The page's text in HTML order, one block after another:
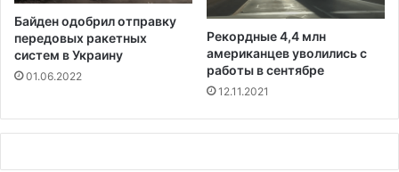
т
с
Байден одобрил отправку
передовых ракетных
систем в Украину
01.06.2022
Рекордные 4,4 млн
американцев уволились с
работы в сентябре
12.11.2021